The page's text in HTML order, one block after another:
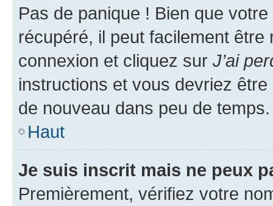
Pas de panique ! Bien que
récupéré, il peut facilement
connexion et cliquez sur J’ai
instructions et vous devriez
de nouveau dans peu de temps.
Haut
Je suis inscrit mais ne peux
Premièrement, vérifiez votre